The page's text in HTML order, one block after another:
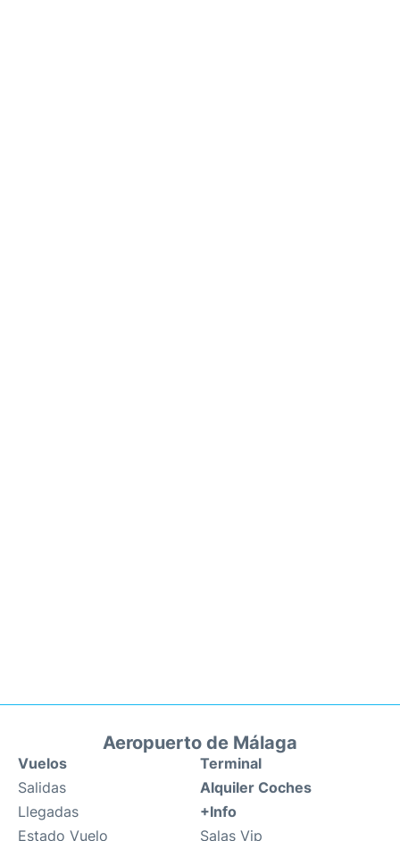
Aeropuerto de Málaga
Vuelos
Salidas
Llegadas
Estado Vuelo
Terminal
Alquiler Coches
+Info
Salas Vip